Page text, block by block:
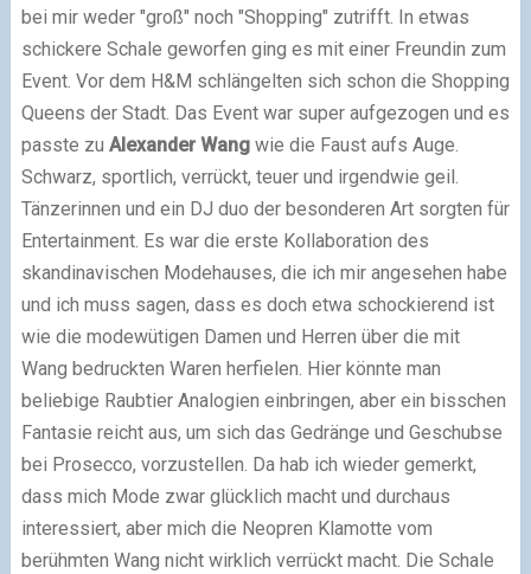
bei mir weder "groß" noch "Shopping" zutrifft. In etwas
schickere Schale geworfen ging es mit einer Freundin zum
Event. Vor dem H&M schlängelten sich schon die Shopping
Queens der Stadt. Das Event war super aufgezogen und es
passte zu Alexander Wangwie die Faust aufs Auge.
Schwarz, sportlich, verrückt, teuer und irgendwie geil.
Tänzerinnen und ein DJ duo der besonderen Art sorgten für
Entertainment. Es war die erste Kollaboration des
skandinavischen Modehauses, die ich mir angesehen habe
und ich muss sagen, dass es doch etwa schockierend ist
wie die modewütigen Damen und Herren über die mit
Wang bedruckten Waren herfielen. Hier könnte man
beliebige Raubtier Analogien einbringen, aber ein bisschen
Fantasie reicht aus, um sich das Gedränge und Geschubse
bei Prosecco, vorzustellen. Da hab ich wieder gemerkt,
dass mich Mode zwar glücklich macht und durchaus
interessiert, aber mich die Neopren Klamotte vom
berühmten Wang nicht wirklich verrückt macht. Die Schale